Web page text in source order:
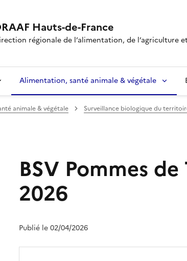
Hauts-de-France
régionale de l’alimentation, de l’agriculture
Alimentation, santé animale & végétale
animale & végétale Surveillance biologique du
BSV Pommes
2026
Publié le 02/04/2026